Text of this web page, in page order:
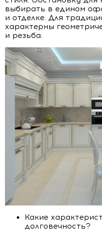
выбирать в едином
и отделке. Для
характерны
и резьба.
Какие
долговечность?